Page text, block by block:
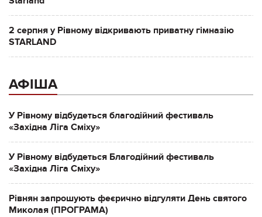
2 серпня у Рівному відкривають приватну гімназію
STARLAND
АФІША
У Рівному відбудеться благодійний фестиваль
«Західна Ліга Сміху»
У Рівному відбудеться Благодійний фестиваль
«Західна Ліга Сміху»
Рівнян запрошують феєрично відгуляти День святого
Миколая (ПРОГРАМА)